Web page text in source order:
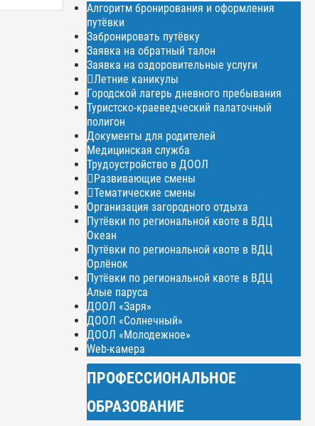
Алгоритм бронирования и оформления
путёвки
Забронировать путёвку
Заявка на обратный талон
Заявка на оздоровительные услуги
Летние каникулы
Городской лагерь дневного пребывания
Туристско-краеведческий палаточный
полигон
Документы для родителей
Медицинская служба
Трудоустройство в ДООЛ
Развивающие смены
Тематические смены
Организация загородного отдыха
Путёвки по региональной квоте в ВДЦ
Океан
Путёвки по региональной квоте в ВДЦ
Орлёнок
Путёвки по региональной квоте в ВДЦ
Алые паруса
ДООЛ «Заря»
ДООЛ «Солнечный»
ДООЛ «Молодежное»
Web-камера
ПРОФЕССИОНАЛЬНОЕ
ОБРАЗОВАНИЕ